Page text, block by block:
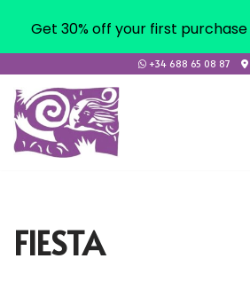
Saltar
al
contenido
+34 688 65 08 87
FIESTA
Get 30% off your first purchase